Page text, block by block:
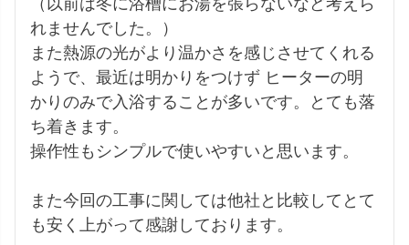
れませんでした。）
また熱源の光がより温かさを感じさせてくれる
ようで、最近は明かりをつけず ヒーターの明
かりのみで入浴することが多いです。とても落
ち着きます。
操作性もシンプルで使いやすいと思います。
また今回の工事に関しては他社と比較してとて
も安く上がって感謝しております。